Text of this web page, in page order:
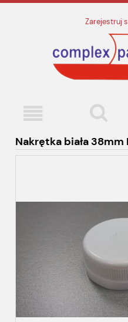
Zarejestruj
Nakrętka biała 38mm